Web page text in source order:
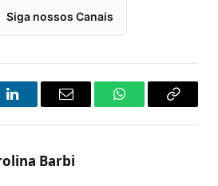
Siga nossos Canais
LinkedInEmail WhatsAppCopy
Barbi